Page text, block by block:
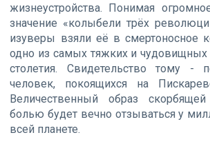
жизнеустройства. Понимая
значение «колыбели трёх
изуверы взяли её в смертоносное
одно из самых тяжких и чудовищных
столетия. Свидетельство тому -
человек, покоящихся на
Величественный образ
болью будет вечно отзываться у
всей планете.